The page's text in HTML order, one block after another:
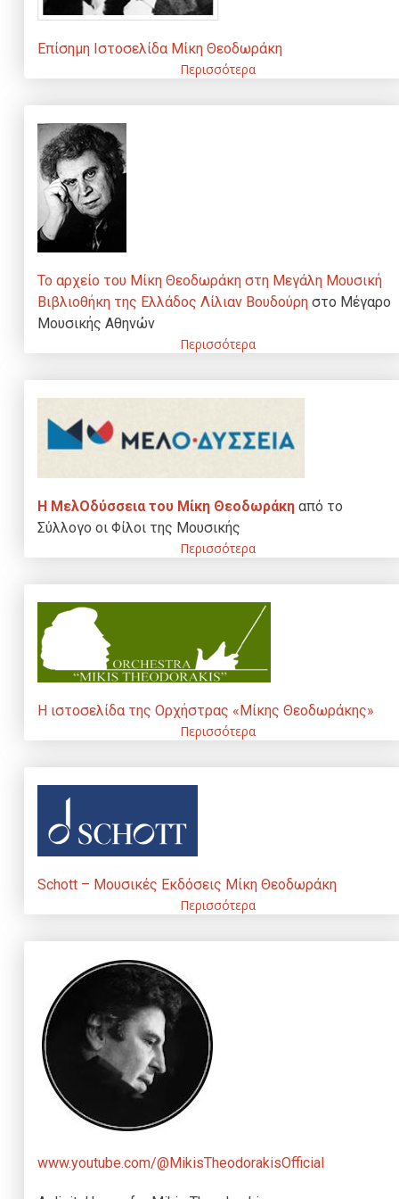
Επίσημη Ιστοσελίδα Μίκη Θεοδωράκη
Περισσότερα
Το αρχείο του Μίκη Θεοδωράκη στη Μεγάλη Μουσική
Βιβλιοθήκη της Ελλάδος Λίλιαν Βουδούρη στο Μέγαρο
Μουσικής Αθηνών
Περισσότερα
Η ΜελΟδύσσεια του Μίκη Θεοδωράκηαπό το
Σύλλογο οι Φίλοι της Μουσικής
Περισσότερα
Η ιστοσελίδα της Ορχήστρας «Μίκης Θεοδωράκης»
Περισσότερα
Schott – Μουσικές Εκδόσεις Μίκη Θεοδωράκη
Περισσότερα
www.youtube.com/@MikisTheodorakisOfficial